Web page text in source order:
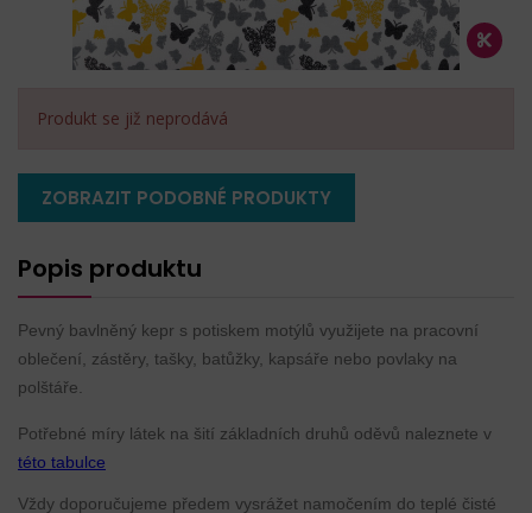
Produkt se již neprodává
ZOBRAZIT PODOBNÉ PRODUKTY
Popis produktu
Pevný bavlněný kepr s potiskem motýlů využijete na pracovní
oblečení, zástěry, tašky, batůžky, kapsáře nebo povlaky na
polštáře.
Potřebné míry látek na šití základních druhů oděvů naleznete v
této tabulce
Vždy doporučujeme předem vysrážet namočením do teplé čisté